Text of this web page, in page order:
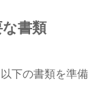
書類
下の書類を準備